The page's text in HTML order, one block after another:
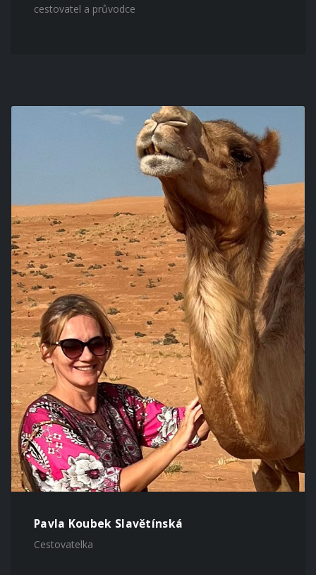
cestovatel a průvodce
Pavla Koubek Slavětínská
Cestovatelka